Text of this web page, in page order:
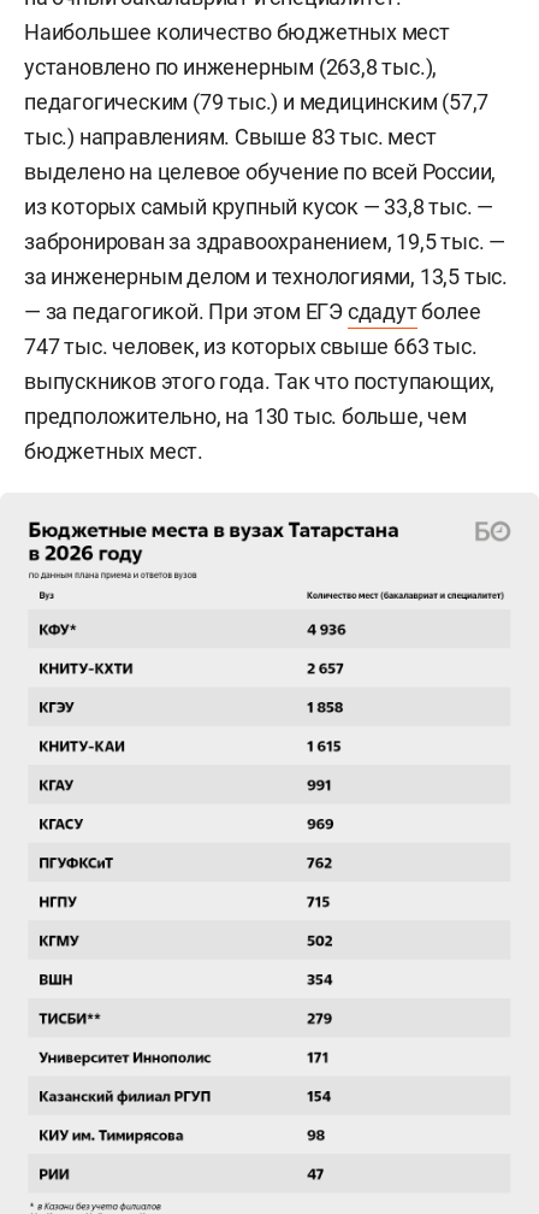
Наибольшее количество бюджетных мест
установлено по инженерным (263,8 тыс.),
педагогическим (79 тыс.) и медицинским (57,7
тыс.) направлениям. Свыше 83 тыс. мест
выделено на целевое обучение по всей России,
из которых самый крупный кусок — 33,8 тыс. —
забронирован за здравоохранением, 19,5 тыс. —
за инженерным делом и технологиями, 13,5 тыс.
— за педагогикой. При этом ЕГЭсдадутболее
747 тыс. человек, из которых свыше 663 тыс.
выпускников этого года. Так что поступающих,
предположительно, на 130 тыс. больше, чем
бюджетных мест.